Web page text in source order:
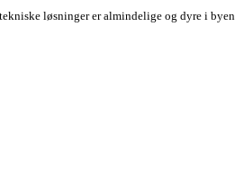
løsninger er almindelige og dyre i byen.